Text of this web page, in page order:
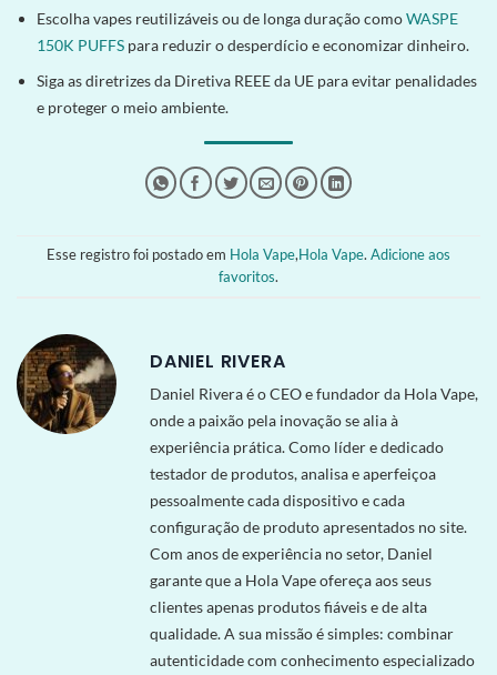
Escolha vapes reutilizáveis ou de longa duração comoWASPE
150K PUFFS para reduzir o desperdício e economizar dinheiro.
Siga as diretrizes da Diretiva REEE da UE para evitar penalidades
e proteger o meio ambiente.
Esse registro foi postado em Hola Vape,Hola Vape. Adicione aos
favoritos.
DANIEL RIVERA
Daniel Rivera é o CEO e fundador da Hola Vape,
onde a paixão pela inovação se alia à
experiência prática. Como líder e dedicado
testador de produtos, analisa e aperfeiçoa
pessoalmente cada dispositivo e cada
configuração de produto apresentados no site.
Com anos de experiência no setor, Daniel
garante que a Hola Vape ofereça aos seus
clientes apenas produtos fiáveis e de alta
qualidade. A sua missão é simples: combinar
autenticidade com conhecimento especializado